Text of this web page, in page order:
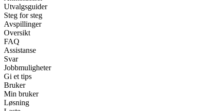
Utvalgsguider
Steg for steg
Avspillinger
Oversikt
FAQ
Assistanse
Svar
Jobbmuligheter
Gi et tips
Bruker
Min bruker
Løsning